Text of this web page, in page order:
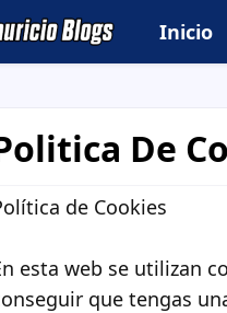
Inicio
De
de Cookies
esta web se utilizan
que tengas